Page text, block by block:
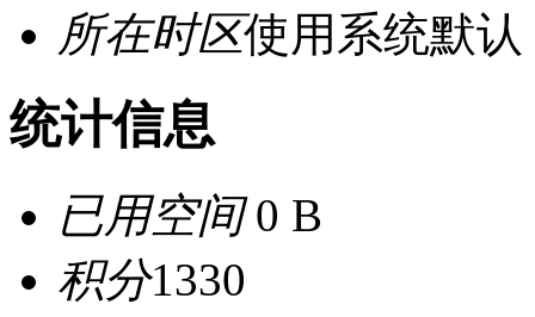
所在时区使用系统默认
统计信息
已用空间0 B
积分1330